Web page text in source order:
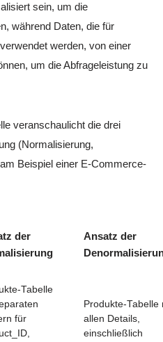
sein, um die
während Daten, die für
werden, von einer
um die Abfrageleistung zu
veranschaulicht die drei
(Normalisierung,
Beispiel einer E-Commerce-
der
Ansatz der
Tabelle
für
Produkte-Tabelle
allen Details,
einschließlich